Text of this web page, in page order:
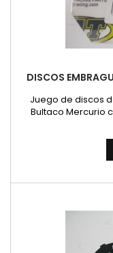
DISCOS
Juego de discos
Bultaco Mercurio
almenas hacia el